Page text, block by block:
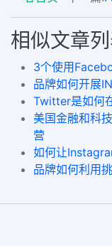
相似文章
3个使用
品牌如何开展
Twitter是如何
美国金融和科
营
如何让
品牌如何利用